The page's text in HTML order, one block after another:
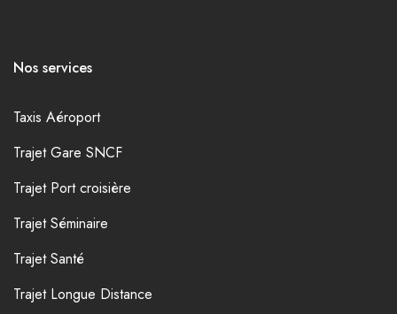
Nos services
Taxis Aéroport
Trajet Gare SNCF
Trajet Port croisière
Trajet Séminaire
Trajet Santé
Trajet Longue Distance